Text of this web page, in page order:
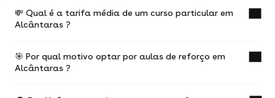
💸 Qual é a tarifa média de um curso particular em
Alcântaras ?
O valor médio de uma aula particular
em Alcântaras é de R$ 49.
🎯 Por qual motivo optar por aulas de reforço em
Alcântaras ?